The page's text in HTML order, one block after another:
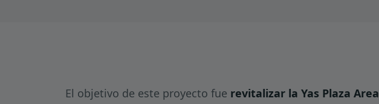
El objetivo de este proyecto fue revitalizar la Yas Plaza Area